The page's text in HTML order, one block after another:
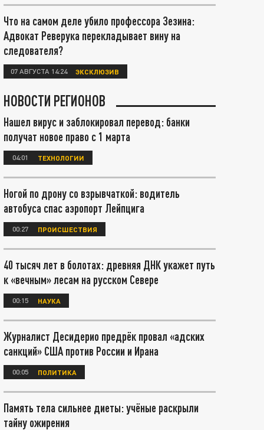
Что на самом деле убило профессора Зезина:
Адвокат Реверука перекладывает вину на
следователя?
07 АВГУСТА 14:24 ЭКСКЛЮЗИВ
НОВОСТИ РЕГИОНОВ
Нашел вирус и заблокировал перевод: банки
получат новое право с 1 марта
04:01 ТЕХНОЛОГИИ
Ногой по дрону со взрывчаткой: водитель
автобуса спас аэропорт Лейпцига
00:27 ПРОИСШЕСТВИЯ
40 тысяч лет в болотах: древняя ДНК укажет путь
к «вечным» лесам на русском Севере
00:15 НАУКА
Журналист Десидерио предрёк провал «адских
санкций» США против России и Ирана
00:05 ПОЛИТИКА
Память тела сильнее диеты: учёные раскрыли
тайну ожирения